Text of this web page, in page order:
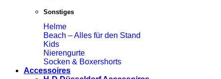
Sonstiges
Helme
Beach – Alles für den Stand
Kids
Nierengurte
Socken & Boxershorts
Accessoires